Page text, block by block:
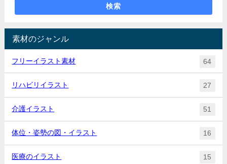
検索
素材のジャンル
フリーイラスト素材 64
リハビリイラスト 27
介護イラスト 51
体位・姿勢の図・イラスト 16
医療のイラスト 15